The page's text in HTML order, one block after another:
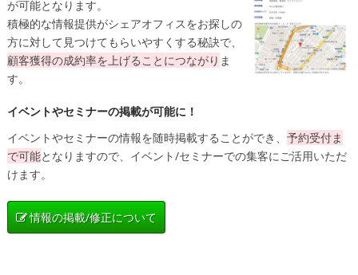
が可能となります。
積極的な情報提供がシェアオフィスをお探しの
方に対して見つけてもらいやすくする秘訣で、
顧客獲得の成約率を上げることにつながり ま
す。
イベントやセミナーの掲載が可能に！
イベントやセミナーの情報を随時掲載することができ、 予約受付ま
で可能となりますので、イベント/セミナーでの集客にご活用いただ
けます。
情報の掲載/修正について